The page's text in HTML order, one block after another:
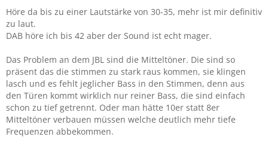
Höre da bis zu einer Lautstärke von 30-35, mehr ist mir definitiv
zu laut.
DAB höre ich bis 42 aber der Sound ist echt mager.
Das Problem an dem JBL sind die Mitteltöner. Die sind so
präsent das die stimmen zu stark raus kommen, sie klingen
lasch und es fehlt jeglicher Bass in den Stimmen, denn aus
den Türen kommt wirklich nur reiner Bass, die sind einfach
schon zu tief getrennt. Oder man hätte 10er statt 8er
Mitteltöner verbauen müssen welche deutlich mehr tiefe
Frequenzen abbekommen.